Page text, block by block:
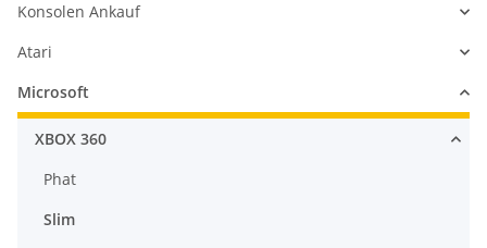
Konsolen Ankauf
Atari
Microsoft
XBOX 360
Phat
Slim